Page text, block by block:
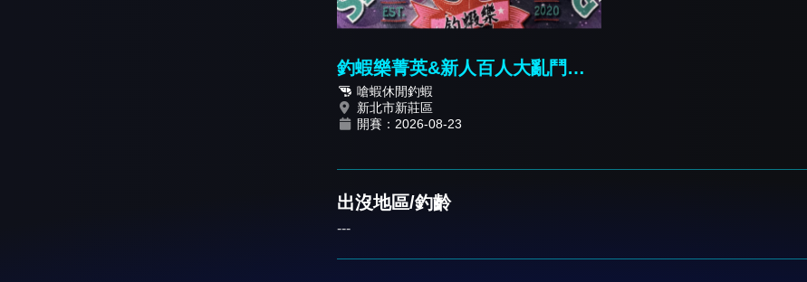
釣蝦樂菁英&新人百人大亂鬥
《菁英報名篇》
嗆蝦休閒釣蝦
新北市新莊區
開賽：2026-08-23
出沒地區/釣齡
---